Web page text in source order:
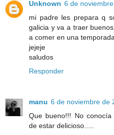
Unknown 6 de
mi padre les prepara q
galicia y va a traer
a comer en una
jejeje
saludos
Responder
manu 6 de noviembre de
Que bueno!!! No
de estar delicioso.....